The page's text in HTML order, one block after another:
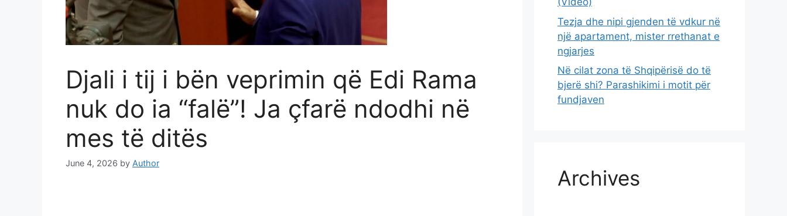
Djali i tij i bën veprimin që Edi Rama
nuk do ia “falë”! Ja çfarë ndodhi në
mes të ditës
June 4, 2026 by Author
Tezja dhe nipi gjenden të vdkur në
një apartament, mister rrethanat e
ngjarjes
Në cilat zona të Shqipërisë do të
bjerë shi? Parashikimi i motit për
fundjaven
Archives